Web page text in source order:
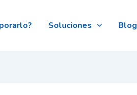
Soluciones Blog